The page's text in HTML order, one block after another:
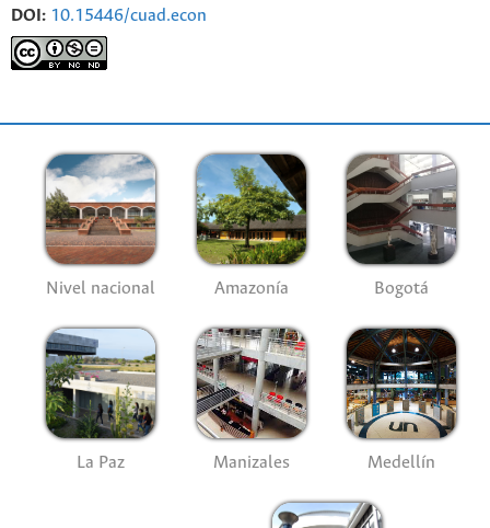
DOI: 10.15446/cuad.econ
Nivel nacional Amazonía Bogotá
La Paz Manizales Medellín